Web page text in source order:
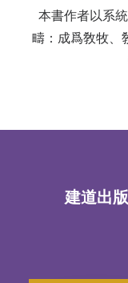
本書作者以系
疇：成爲敎牧、
建道出版